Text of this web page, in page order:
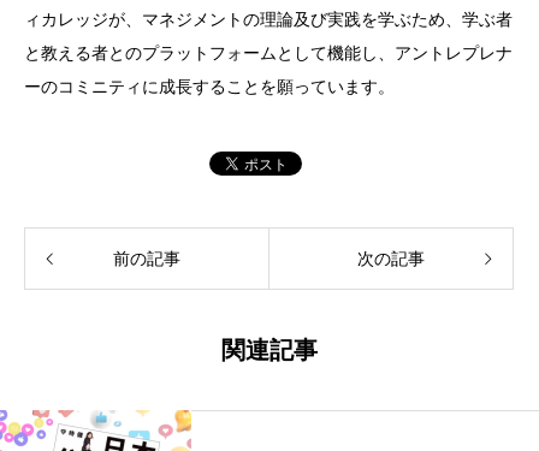
ィカレッジが、マネジメントの理論及び実践を学ぶため、学ぶ者
と教える者とのプラットフォームとして機能し、アントレプレナ
ーのコミニティに成長することを願っています。
前の記事 次の記事
関連記事